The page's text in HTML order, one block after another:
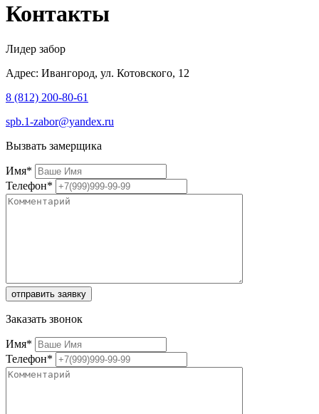
Контакты
Лидер забор
Адрес: Ивангород, ул. Котовского, 12
8 (812) 200-80-61
spb.1-zabor@yandex.ru
Вызвать замерщика
Имя*
Телефон*
Заказать звонок
Имя*
Телефон*